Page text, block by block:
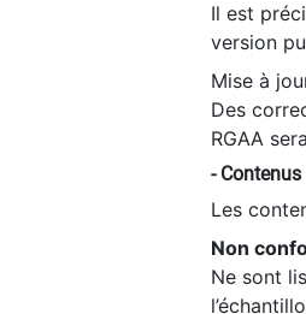
Il est
version
Mise à
Des
RGAA
-
Les
Non
Ne sont